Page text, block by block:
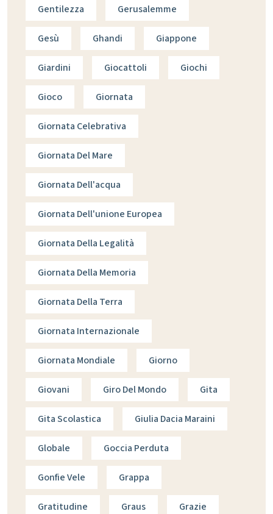
Gentilezza Gerusalemme
Gesù Ghandi Giappone
Giardini Giocattoli Giochi
Gioco Giornata
Giornata Celebrativa
Giornata Del Mare
Giornata Dell'acqua
Giornata Dell'unione Europea
Giornata Della Legalità
Giornata Della Memoria
Giornata Della Terra
Giornata Internazionale
Giornata Mondiale Giorno
Giovani Giro Del Mondo Gita
Gita Scolastica Giulia Dacia Maraini
Globale Goccia Perduta
Gonfie Vele Grappa
Gratitudine Graus Grazie